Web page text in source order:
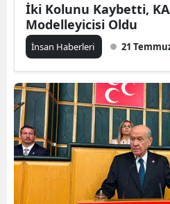
İki Kolunu Kaybetti,
Modelleyicisi Oldu
İnsan Haberleri 21